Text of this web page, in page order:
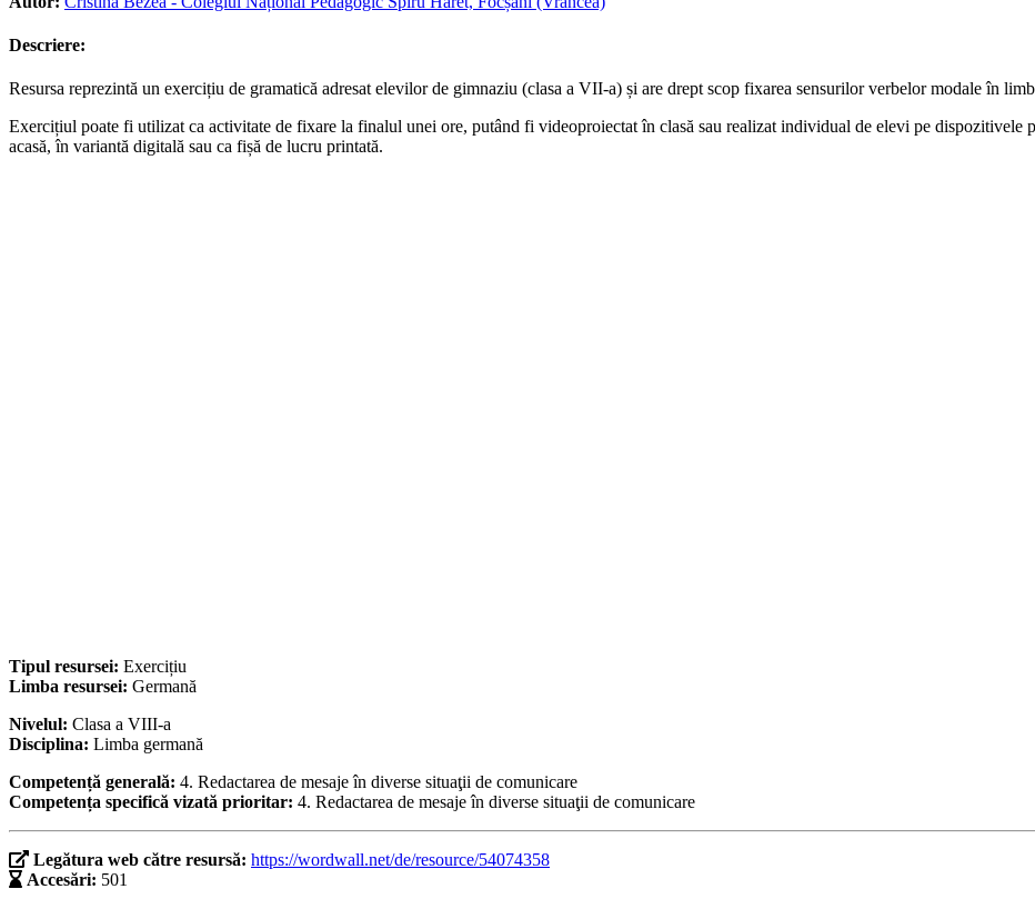
Descriere:
Resursa reprezintă un exercițiu de gramatică adresat elevilor de gimnaziu (clasa a VII-a) și are drept scop fixarea sensurilor verbelor modale în
Exercițiul poate fi utilizat ca activitate de fixare la finalul unei ore, putând fi videoproiectat în clasă sau realizat individual de elevi pe dispozitivele
acasă, în variantă digitală sau ca fișă de lucru printată.
Tipul resursei: Exercițiu
Limba resursei: Germană
Nivelul: Clasa a VIII-a
Disciplina: Limba germană
Competență generală: 4. Redactarea de mesaje în diverse situaţii de comunicare
Competența specifică vizată prioritar: 4. Redactarea de mesaje în diverse situaţii de comunicare
Legătura web către resursă: https://wordwall.net/de/resource/54074358
Accesări: 501